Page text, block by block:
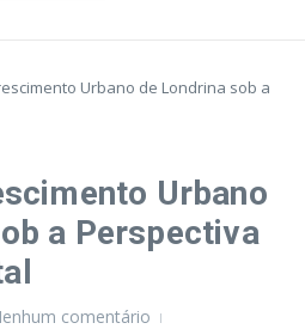
Urbano de Londrina sob a
Urbano
a Perspectiva
comentário